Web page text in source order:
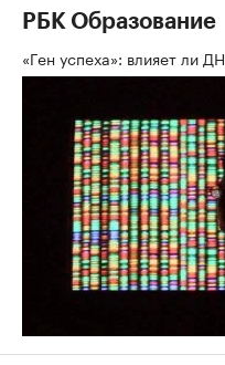
РБК Образование
«Ген успеха»: влияет ли